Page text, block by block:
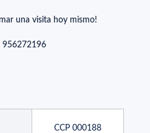
una visita hoy mismo!
956272196
CCP 000188